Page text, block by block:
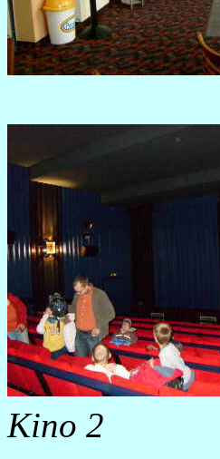
Kino 2